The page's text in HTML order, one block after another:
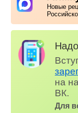
Новые
на
ВК.
Для